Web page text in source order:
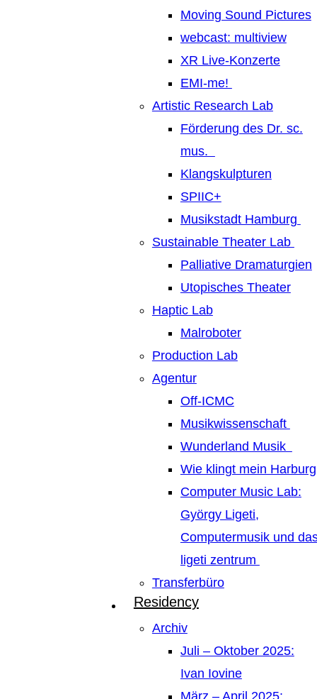
Moving Sound Pictures
webcast: multiview
XR Live-Konzerte
EMI-me!
Artistic Research Lab
Förderung des Dr. sc.
mus.
Klangskulpturen
SPIIC+
Musikstadt Hamburg
Sustainable Theater Lab
Palliative Dramaturgien
Utopisches Theater
Haptic Lab
Malroboter
Production Lab
Agentur
Off-ICMC
Musikwissenschaft
Wunderland Musik
Wie klingt mein Harburg
Computer Music Lab:
György Ligeti,
Computermusik und
ligeti zentrum
Transferbüro
Residency
Archiv
Juli – Oktober 2025:
Ivan Iovine
März – April 2025: